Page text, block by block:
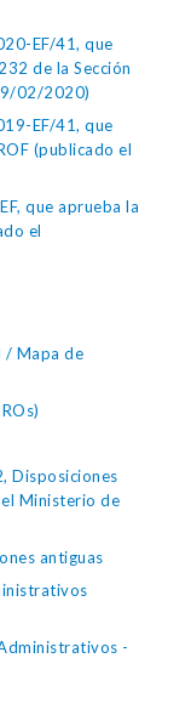
EF/41, que
de la Sección
02/2020)
EF/41, que
(publicado el
que aprueba la
el
/ Mapa de
Disposiciones
Ministerio de
antiguas
-